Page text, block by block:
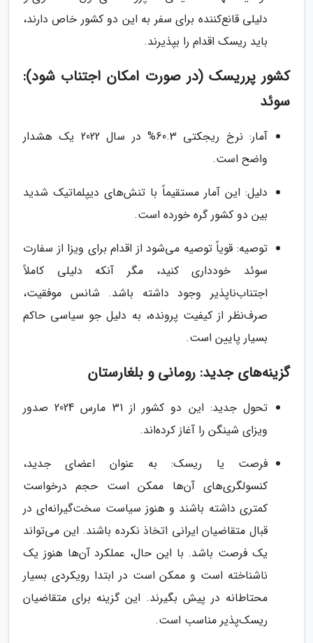
دلیلی قانع‌کننده برای سفر به این دو کشور خاص دارند،
باید ریسک اقدام را بپذیرند.
کشور پرریسک (در صورت امکان اجتناب شود):
سوئد
آمار: نرخ ریجکتی 60.3% در سال 2022 یک هشدار
واضح است.
دلیل: این آمار مستقیماً با تنش‌های دیپلماتیک شدید
بین دو کشور گره خورده است.
توصیه: قویاً توصیه می‌شود از اقدام برای ویزا از سفارت
سوئد خودداری کنید، مگر آنکه دلیلی کاملاً
اجتناب‌ناپذیر وجود داشته باشد. شانس موفقیت،
صرف‌نظر از کیفیت پرونده، به دلیل جو سیاسی حاکم
بسیار پایین است.
گزینه‌های جدید: رومانی و بلغارستان
تحول جدید: این دو کشور از 31 مارس 2024 صدور
ویزای شینگن را آغاز کرده‌اند.
فرصت یا ریسک: به عنوان اعضای جدید،
کنسولگری‌های آن‌ها ممکن است حجم درخواست
کمتری داشته باشند و هنوز سیاست سخت‌گیرانه‌ای در
قبال متقاضیان ایرانی اتخاذ نکرده باشند. این می‌تواند
یک فرصت باشد. با این حال، عملکرد آن‌ها هنوز یک
ناشناخته است و ممکن است در ابتدا رویکردی بسیار
محتاطانه در پیش بگیرند. این گزینه برای متقاضیان
ریسک‌پذیر مناسب است.